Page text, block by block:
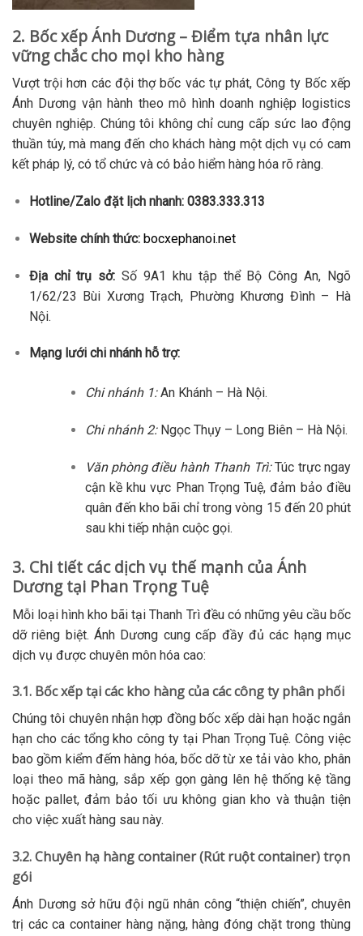
2. Bốc xếp Ánh Dương – Điểm tựa nhân lực
vững chắc cho mọi kho hàng
Vượt trội hơn các đội thợ bốc vác tự phát, Công ty Bốc xếp
Ánh Dương vận hành theo mô hình doanh nghiệp logistics
chuyên nghiệp. Chúng tôi không chỉ cung cấp sức lao động
thuần túy, mà mang đến cho khách hàng một dịch vụ có cam
kết pháp lý, có tổ chức và có bảo hiểm hàng hóa rõ ràng.
Hotline/Zalo đặt lịch nhanh: 0383.333.313
Website chính thức: bocxephanoi.net
Địa chỉ trụ sở: Số 9A1 khu tập thể Bộ Công An, Ngõ
1/62/23 Bùi Xương Trạch, Phường Khương Đình – Hà
Nội.
Mạng lưới chi nhánh hỗ trợ:
Chi nhánh 1:An Khánh – Hà Nội.
Chi nhánh 2:Ngọc Thụy – Long Biên – Hà Nội.
Văn phòng điều hành Thanh Trì:Túc trực ngay
cận kề khu vực Phan Trọng Tuệ, đảm bảo điều
quân đến kho bãi chỉ trong vòng 15 đến 20 phút
sau khi tiếp nhận cuộc gọi.
3. Chi tiết các dịch vụ thế mạnh của Ánh
Dương tại Phan Trọng Tuệ
Mỗi loại hình kho bãi tại Thanh Trì đều có những yêu cầu bốc
dỡ riêng biệt. Ánh Dương cung cấp đầy đủ các hạng mục
dịch vụ được chuyên môn hóa cao:
3.1. Bốc xếp tại các kho hàng của các công ty phân phối
Chúng tôi chuyên nhận hợp đồng bốc xếp dài hạn hoặc ngắn
hạn cho các tổng kho công ty tại Phan Trọng Tuệ. Công việc
bao gồm kiểm đếm hàng hóa, bốc dỡ từ xe tải vào kho, phân
loại theo mã hàng, sắp xếp gọn gàng lên hệ thống kệ tầng
hoặc pallet, đảm bảo tối ưu không gian kho và thuận tiện
cho việc xuất hàng sau này.
3.2. Chuyên hạ hàng container (Rút ruột container) trọn
gói
Ánh Dương sở hữu đội ngũ nhân công “thiện chiến”, chuyên
trị các ca container hàng nặng, hàng đóng chặt trong thùng